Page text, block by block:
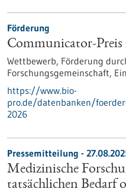
Förderung
Communicator-Preis
Wettbewerb, Förderung
Forschungsgemeinschaft,
https://www.bio-
pro.de/datenbanken/
2026
Pressemitteilung -
Medizinische
tatsächlichen Bedarf